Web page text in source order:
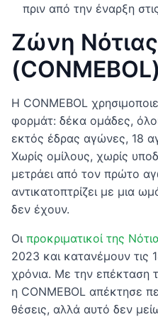
πριν από την έναρξη
Ζώνη
(CONMEBOL)
Η CONMEBOL
φορμάτ: δέκα ομάδες,
εκτός έδρας αγώνες, 18
Χωρίς ομίλους, χωρίς
μετράει από τον πρώτο
αντικατοπτρίζει με μια
δεν έχουν.
Οι προκριματικοί της
2023 και κατανέμουν τις
χρόνια. Με την επέκταση
η CONMEBOL απέκτησε
θέσεις, αλλά αυτό δεν